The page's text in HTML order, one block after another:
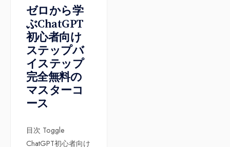
ゼロから学
ぶChatGPT
初心者向け
ステップバ
イステップ
完全無料の
マスターコ
ース
目次 Toggle
ChatGPT初心者向け